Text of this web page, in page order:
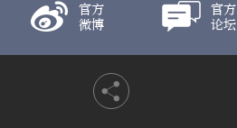
官方
微博
官方
论坛